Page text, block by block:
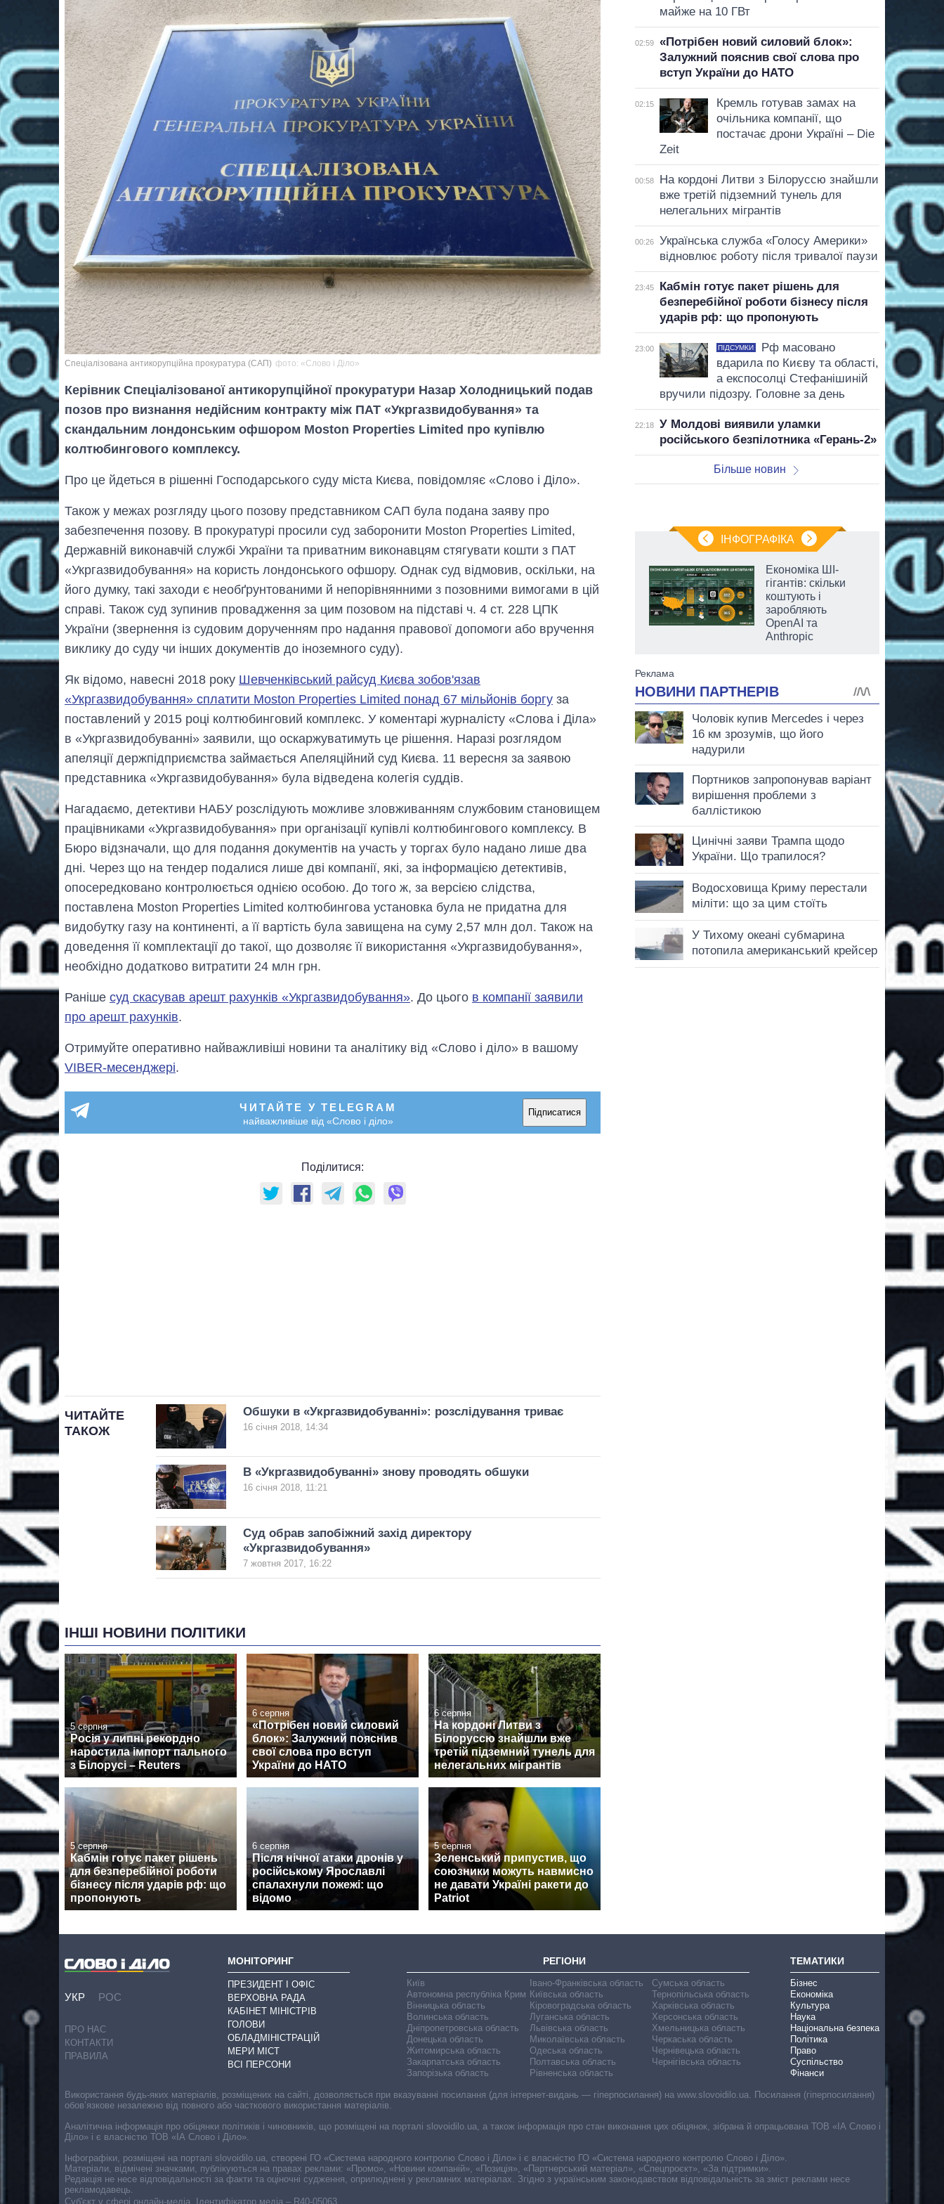
Спеціалізована антикорупційна прокуратура (САП) фото: «Слово і Діло»
Керівник Спеціалізованої антикорупційної прокуратури Назар Холодницький подав
позов про визнання недійсним контракту між ПАТ «Укргазвидобування» та
скандальним лондонським офшором Moston Properties Limited про купівлю
колтюбингового комплексу.
Про це йдеться в рішенні Господарського суду міста Києва, повідомляє «Слово і Діло».
Також у межах розгляду цього позову представником САП була подана заяву про
забезпечення позову. В прокуратурі просили суд заборонити Moston Properties Limited,
Державній виконавчій службі України та приватним виконавцям стягувати кошти з ПАТ
«Укргазвидобування» на користь лондонського офшору. Однак суд відмовив, оскільки, на
його думку, такі заходи є необґрунтованими й непорівнянними з позовними вимогами в цій
справі. Також суд зупинив провадження за цим позовом на підставі ч. 4 ст. 228 ЦПК
України (звернення із судовим дорученням про надання правової допомоги або вручення
виклику до суду чи інших документів до іноземного суду).
Як відомо, навесні 2018 року Шевченківський райсуд Києва зобов'язав
«Укргазвидобування» сплатити Moston Properties Limited понад 67 мільйонів боргу за
поставлений у 2015 році колтюбинговий комплекс. У коментарі журналісту «Слова і Діла»
в «Укргазвидобуванні» заявили, що оскаржуватимуть це рішення. Наразі розглядом
апеляції держпідприємства займається Апеляційний суд Києва. 11 вересня за заявою
представника «Укргазвидобування» була відведена колегія суддів.
Нагадаємо, детективи НАБУ розслідують можливе зловживанням службовим становищем
працівниками «Укргазвидобування» при організації купівлі колтюбингового комплексу. В
Бюро відзначали, що для подання документів на участь у торгах було надано лише два
дні. Через що на тендер подалися лише дві компанії, які, за інформацією детективів,
опосередковано контролюється однією особою. До того ж, за версією слідства,
поставлена ​​Moston Properties Limited колтюбингова установка була не придатна для
видобутку газу на континенті, а її вартість була завищена на суму 2,57 млн ​​дол. Також на
доведення її комплектації до такої, що дозволяє її використання «Укргазвидобування»,
необхідно додатково витратити 24 млн грн.
Раніше суд скасував арешт рахунків «Укргазвидобування». До цього в компанії заявили
про арешт рахунків.
Отримуйте оперативно найважливіші новини та аналітику від «Слово і діло» в вашому
VIBER-месенджері.
ЧИТАЙТЕ У TELEGRAM
найважливіше від «Слово і діло»
Підписатися
Поділитися:
ЧИТАЙТЕ
ТАКОЖ
Обшуки в «Укргазвидобуванні»: розслідування триває
16 січня 2018, 14:34
В «Укргазвидобуванні» знову проводять обшуки
16 січня 2018, 11:21
Суд обрав запобіжний захід директору
«Укргазвидобування»
7 жовтня 2017, 16:22
ІНШІ НОВИНИ ПОЛІТИКИ
5 серпня
Росія у липні рекордно
наростила імпорт пального
з Білорусі – Reuters
6 серпня
«Потрібен новий силовий
блок»: Залужний пояснив
свої слова про вступ
України до НАТО
6 серпня
На кордоні Литви з
Білоруссю знайшли вже
третій підземний тунель для
нелегальних мігрантів
5 серпня
Кабмін готує пакет рішень
для безперебійної роботи
бізнесу після ударів рф: що
пропонують
6 серпня
Після нічної атаки дронів у
російському Ярославлі
спалахнули пожежі: що
відомо
5 серпня
Зеленський припустив, що
союзники можуть навмисно
не давати Україні ракети до
Patriot
майже на 10 ГВт
02:59
«Потрібен новий силовий блок»:
Залужний пояснив свої слова про
вступ України до НАТО
02:15
Кремль готував замах на
очільника компанії, що
постачає дрони Україні – Die
Zeit
00:58
На кордоні Литви з Білоруссю знайшли
вже третій підземний тунель для
нелегальних мігрантів
00:26
Українська служба «Голосу Америки»
відновлює роботу після тривалої паузи
23:45
Кабмін готує пакет рішень для
безперебійної роботи бізнесу після
ударів рф: що пропонують
23:00 ПІДСУМКИ
Рф масовано
вдарила по Києву та області,
а експосолці Стефанішиній
вручили підозру. Головне за день
22:18
У Молдові виявили уламки
російського безпілотника «Герань-2»
Більше новин
ІНФОГРАФІКА
Як зменшилася
медзакладів в
Україні за роки
вторгнення
Економіка ШІ-
гігантів: скільки
коштують і
заробляють
OpenAI та
Anthropic
УКР РОС
ПРО НАС
КОНТАКТИ
ПРАВИЛА
МОНІТОРИНГ
ПРЕЗИДЕНТ І ОФІС
ВЕРХОВНА РАДА
КАБІНЕТ МІНІСТРІВ
ГОЛОВИ
ОБЛАДМІНІСТРАЦІЙ
МЕРИ МІСТ
ВСІ ПЕРСОНИ
РЕГІОНИ
Київ
Автономна республіка Крим
Вінницька область
Волинська область
Дніпропетровська область
Донецька область
Житомирська область
Закарпатська область
Запорізька область
Івано-Франківська область
Київська область
Кіровоградська область
Луганська область
Львівська область
Миколаївська область
Одеська область
Полтавська область
Рівненська область
Сумська область
Тернопільська область
Харківська область
Херсонська область
Хмельницька область
Черкаська область
Чернівецька область
Чернігівська область
ТЕМАТИКИ
Бізнес
Економіка
Культура
Наука
Національна безпека
Політика
Право
Суспільство
Фінанси
Cуб'єкт у сфері онлайн-медіа. Ідентифікатор медіа – R40-05063
Використання будь-яких матеріалів, розміщених на сайті, дозволяється при вказуванні посилання (для інтернет-видань — гіперпосилання) на www.slovoidilo.ua. Посилання (гіперпосилання)
обов’язкове незалежно від повного або часткового використання матеріалів.
Аналітична інформація про обіцянки політиків і чиновників, що розміщені на порталі slovoidilo.ua, а також інформація про стан виконання цих обіцянок, зібрана й опрацьована ТОВ «ІА Слово і
Діло» і є власністю ТОВ «ІА Слово і Діло».
Інфографіки, розміщені на порталі slovoidilo.ua, створені ГО «Система народного контролю Слово і Діло» і є власністю ГО «Система народного контролю Слово і Діло».
Матеріали, відмічені значками, публікуються на правах реклами: «Промо», «Новини компаній», «Позиція», «Партнерський матеріал», «Спецпроєкт», «За підтримки».
Редакція не несе відповідальності за факти та оціночні судження, оприлюднені у рекламних матеріалах. Згідно з українським законодавством відповідальність за зміст реклами несе
рекламодавець.